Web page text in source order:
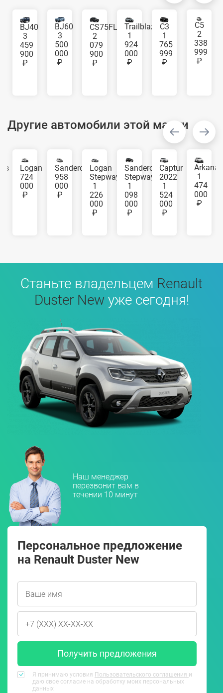
BJ40
3
459
900
₽
BJ60
3
500
000
₽
CS75FL
2
079
900
₽
Trailblazer
1
924
000
₽
C3
1
765
999
₽
C5
2
338
999
₽
Другие автомобили этой марки
Logan
724
000
₽
Sandero
958
000
₽
Logan
Stepway
1
226
000
₽
Sandero
Stepway
1
098
000
₽
Captur
2022
1
524
000
₽
Arkana
1
474
000
₽
Станьте владельцем Renault
Duster New уже сегодня!
Наш менеджер
перезвонит вам в
течении 10 минут
Персональное предложение
на Renault Duster New
Получить предложения
Я принимаю условия Пользовательского соглашения и
даю свое согласие на обработку моих персональных
данных